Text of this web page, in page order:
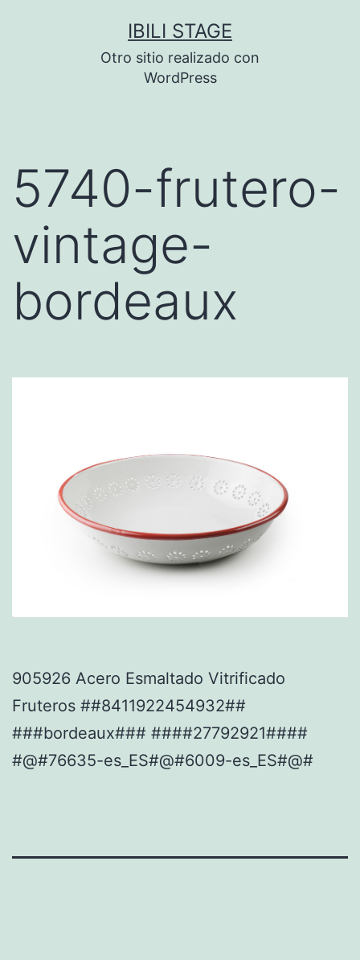
IBILI STAGE
Otro sitio realizado con
WordPress
5740-frutero-
vintage-
bordeaux
905926 Acero Esmaltado Vitrificado
Fruteros ##8411922454932##
###bordeaux### ####27792921####
#@#76635-es_ES#@#6009-es_ES#@#